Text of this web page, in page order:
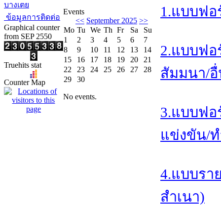
บางเตย
ข้อมูลการติดต่อ
Graphical counter
from SEP 2550
Truehits stat
Counter Map
Events
<< September 2025 >>
Mo Tu We Th Fr Sa
Su
1
2 3 4 5 6
7
8
9 10 11 12 13
14
15
16 17 18 19 20
21
22
23 24 25 26 27
28
29
30
No events.
1.แบบฟ
2.แบบฟ
สัมมนา/
3.แบบฟอ
แข่งขัน/
4.แบบรา
สำเนา)